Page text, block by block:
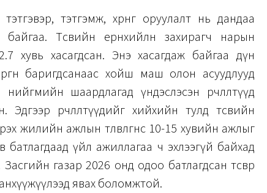
тэтгэмж, хөрөнгө оруулалт нь дандаа
Төсвийн ерөнхийлөн захирагч нарын
хувь хасагдсан. Энэ хасагдаж байгаа дүн
баригдсанаас хойш маш олон асуудлууд
шаардлагад үндэслэсэн өөрчлөлтүүд
өөрчлөлтүүдийг хийхийн тулд төсвийн
жилийн ажлын төлөвлөгөөнөөсөө 10-15 хувийн ажлыг
батлагдаад үйл ажиллагаа ч эхлээгүй байхад
газар 2026 онд одоо батлагдсан төсвөөрөө
явах боломжтой.